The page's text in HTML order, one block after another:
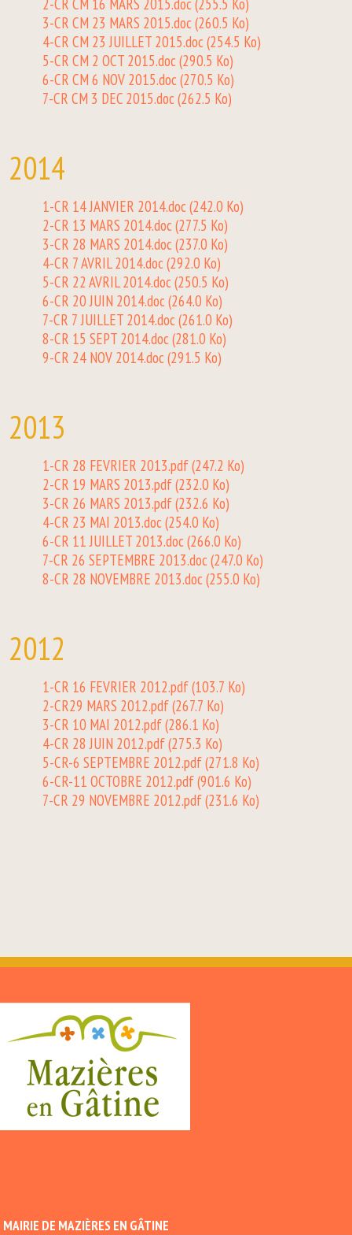
2-CR CM 16 MARS 2015.doc (255.5 Ko)
3-CR CM 23 MARS 2015.doc (260.5 Ko)
4-CR CM 23 JUILLET 2015.doc (254.5 Ko)
5-CR CM 2 OCT 2015.doc (290.5 Ko)
6-CR CM 6 NOV 2015.doc (270.5 Ko)
7-CR CM 3 DEC 2015.doc (262.5 Ko)
2014
1-CR 14 JANVIER 2014.doc (242.0 Ko)
2-CR 13 MARS 2014.doc (277.5 Ko)
3-CR 28 MARS 2014.doc (237.0 Ko)
4-CR 7 AVRIL 2014.doc (292.0 Ko)
5-CR 22 AVRIL 2014.doc (250.5 Ko)
6-CR 20 JUIN 2014.doc (264.0 Ko)
7-CR 7 JUILLET 2014.doc (261.0 Ko)
8-CR 15 SEPT 2014.doc (281.0 Ko)
9-CR 24 NOV 2014.doc (291.5 Ko)
2013
1-CR 28 FEVRIER 2013.pdf(247.2 Ko)
2-CR 19 MARS 2013.pdf(232.0 Ko)
3-CR 26 MARS 2013.pdf(232.6 Ko)
4-CR 23 MAI 2013.doc (254.0 Ko)
6-CR 11 JUILLET 2013.doc (266.0 Ko)
7-CR 26 SEPTEMBRE 2013.doc (247.0 Ko)
8-CR 28 NOVEMBRE 2013.doc (255.0 Ko)
2012
1-CR 16 FEVRIER 2012.pdf(103.7 Ko)
2-CR29 MARS 2012.pdf(267.7 Ko)
3-CR 10 MAI 2012.pdf(286.1 Ko)
4-CR 28 JUIN 2012.pdf(275.3 Ko)
5-CR-6 SEPTEMBRE 2012.pdf(271.8 Ko)
6-CR-11 OCTOBRE 2012.pdf(901.6 Ko)
7-CR 29 NOVEMBRE 2012.pdf(231.6 Ko)
MAIRIE DE MAZIÈRES EN GÂTINE